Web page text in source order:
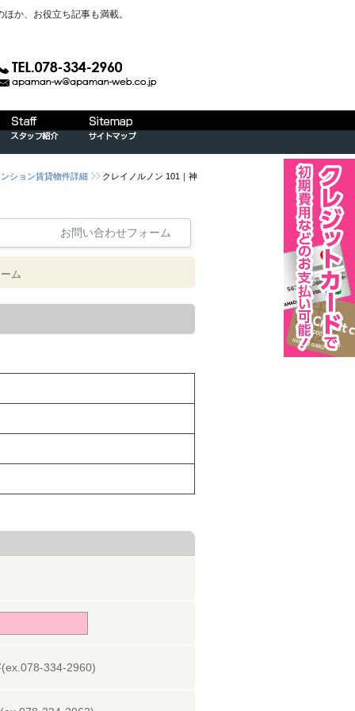
か、お役立ち記事も満載。
ション賃貸物件詳細
クレイノルノン 101｜神
お問い合わせフォーム
ム
334-2960)